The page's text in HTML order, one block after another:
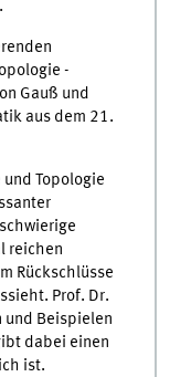
-
Gauß und
aus dem 21.
Topologie
reichen
Rückschlüsse
Prof. Dr.
und Beispielen
dabei einen
ist.